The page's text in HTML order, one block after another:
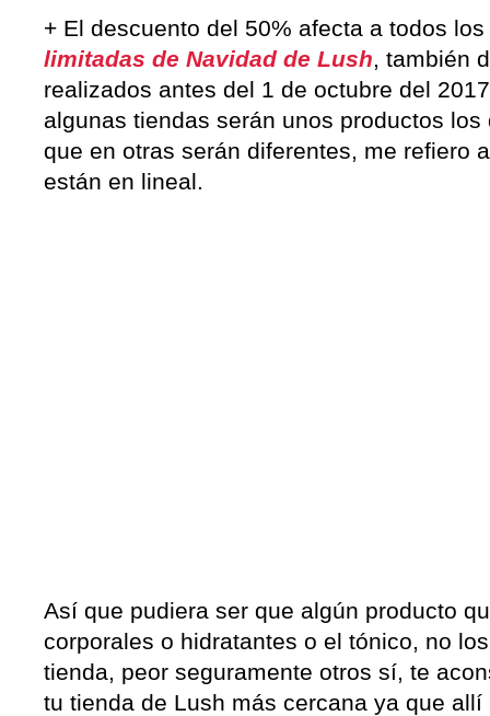
+ El descuento del 50% afecta a todos
limitadas de Navidad de Lush, también
realizados antes del 1 de octubre del
algunas tiendas serán unos productos
que en otras serán diferentes, me refiero
están en lineal.
Así que pudiera ser que algún producto
corporales o hidratantes o el tónico, no
tienda, peor seguramente otros sí, te
tu tienda de Lush más cercana ya que